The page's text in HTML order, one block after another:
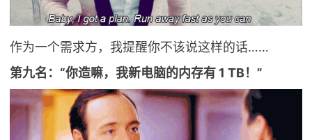
作为一个需求方，我提醒你不该说这样的话……
第九名：“你造嘛，我新电脑的内存有 1 TB！”